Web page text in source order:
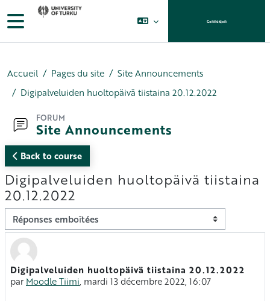
Passer au contenu principal
Panneau latéral Connexion
Accueil Pages du site
Site Announcements
Digipalveluiden huoltopäivä tiistaina 20.12.2022
FORUM
Site Announcements
Back to course
Digipalveluiden huoltopäivä tiistaina
20.12.2022
Type d’affichage
Digipalveluiden huoltopäivä tiistaina 20.12.2022
par Moodle Tiimi, mardi 13 décembre 2022, 16:07
Nombre de réponses : 0